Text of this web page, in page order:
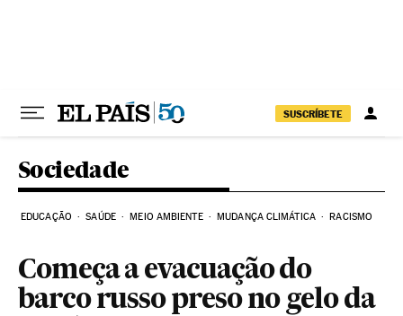
SUSCRÍBETE
Sociedade
EDUCAÇÃO SAÚDE MEIO AMBIENTE MUDANÇA CLIMÁTICA RACISMO
Começa a evacuação do
barco russo preso no gelo da